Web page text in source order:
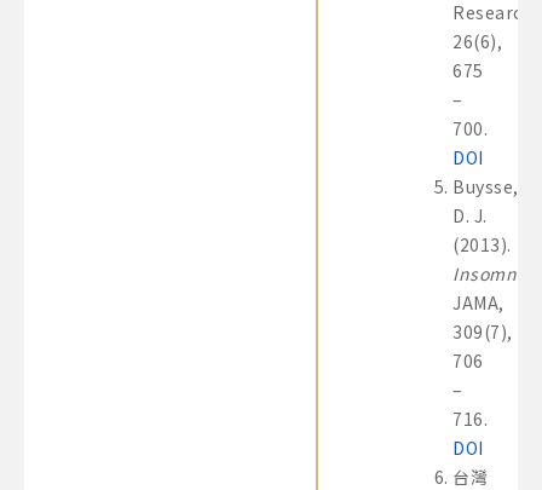
Research,
26(6),
675
–
700.
DOI
Buysse,
D. J.
(2013).
Insomnia
JAMA,
309(7),
706
–
716.
DOI
台灣